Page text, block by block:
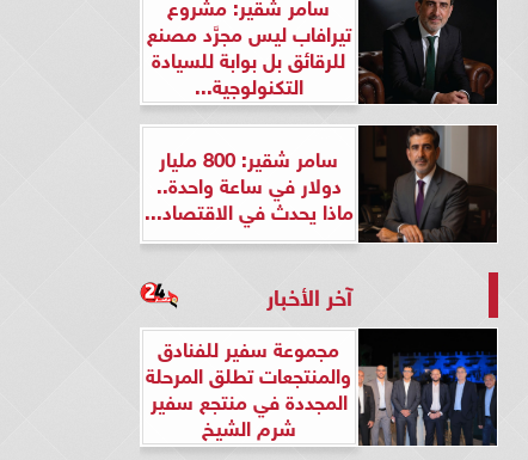
تيرافاب ليس مجرَّد مصنع
للرقائق بل بوابة للسيادة
التكنولوجية...
سامر شقير: 800 مليار
دولار في ساعة واحدة..
ماذا يحدث في الاقتصاد...
آخر الأخبار
مجموعة سفير للفنادق
والمنتجعات تطلق المرحلة
المجددة في منتجع سفير
شرم الشيخ